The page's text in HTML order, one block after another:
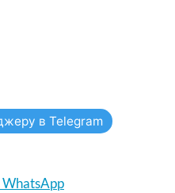
в Telegram
WhatsApp